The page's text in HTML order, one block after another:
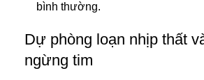
bình thường.
Dự phòng loạn nhịp thất
ngừng tim